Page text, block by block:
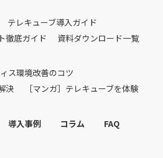
テレキューブ導入ガイド
徹底ガイド
資料ダウンロード一覧
ス環境改善のコツ
決
［マンガ］テレキューブを体験
導入事例 コラム
FAQ